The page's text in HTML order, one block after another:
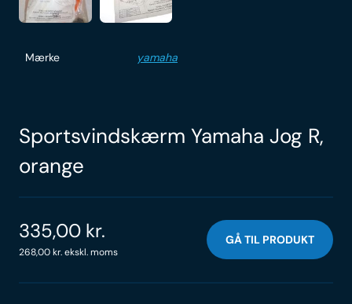
Mærke yamaha
Sportsvindskærm Yamaha Jog R,
orange
335,00 kr.
268,00kr.ekskl. moms
GÅ TIL PRODUKT